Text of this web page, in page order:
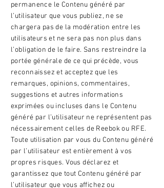
permanence le Contenu généré par
l’utilisateur que vous publiez, ne se
chargera pas de la modération entre les
utilisateurs et ne sera pas non plus dans
l’obligation de le faire. Sans restreindre la
portée générale de ce qui précède, vous
reconnaissez et acceptez que les
remarques, opinions, commentaires,
suggestions et autres informations
exprimées ou incluses dans le Contenu
généré par l’utilisateur ne représentent pas
nécessairement celles de Reebok ou RFE.
Toute utilisation par vous du Contenu généré
par l’utilisateur est entièrement à vos
propres risques. Vous déclarez et
garantissez que tout Contenu généré par
l’utilisateur que vous affichez ou